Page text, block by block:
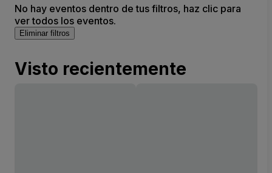
No hay eventos dentro de tus filtros, haz clic para
ver todos los eventos.
Eliminar filtros
Visto recientemente